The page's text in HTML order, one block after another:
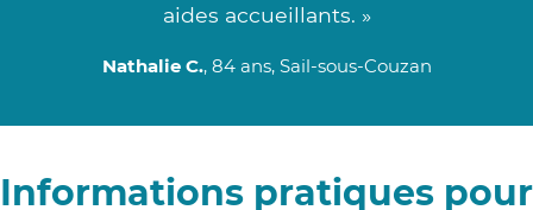
aides accueillants. »
Nathalie C., 84 ans, Sail-sous-Couzan
Informations pratiques pour